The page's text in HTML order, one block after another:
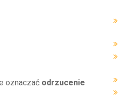
oznaczać odrzucenie